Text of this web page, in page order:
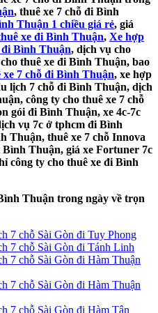
, thuê xe 7 chỗ đi Bình
Thuận 1 chiều giá rẻ, giá
xe đi Bình Thuận, Xe hợp
Bình Thuận, dịch vụ cho
thuê xe đi Bình Thuận, bao
xe 7 chỗ đi Bình Thuận, xe hợp
lịch 7 chỗ đi Bình Thuận, dịch
công ty cho thuê xe 7 chỗ
gói đi Bình Thuận, xe 4c-7c
vụ 7c ở tphcm đi Bình
Thuận, thuê xe 7 chỗ Innova
Bình Thuận, giá xe Fortuner 7c
công ty cho thuê xe đi Bình
Thuận trong ngày về trọn
7 chỗ Sài Gòn đi Tuy Phong
7 chỗ Sài Gòn đi Tánh Linh
7 chỗ Sài Gòn đi Hàm Thuận
7 chỗ Sài Gòn đi Hàm Thuận
7 chỗ Sài Gòn đi Hàm Tân